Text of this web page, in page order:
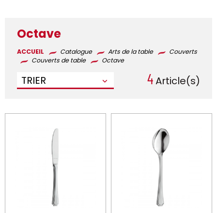
Octave
ACCUEIL Catalogue Arts de la table
Couverts
Couverts de table
Octave
TRIER 4Article(s)